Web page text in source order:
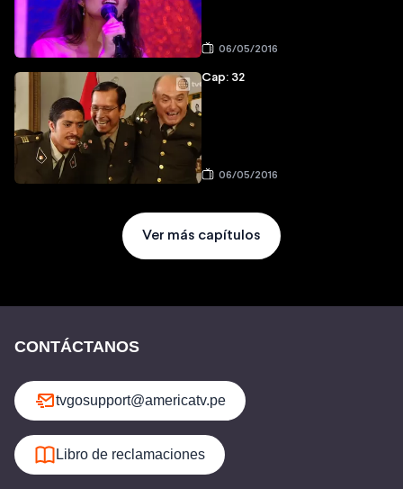
06/05/2016
Cap: 32
06/05/2016
Ver más capítulos
CONTÁCTANOS
tvgosupport@americatv.pe
Libro de reclamaciones